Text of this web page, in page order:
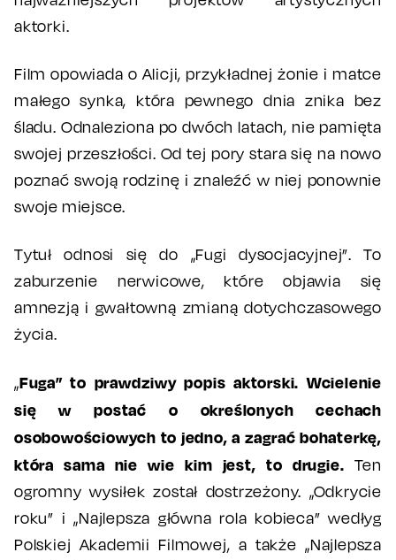
aktorki.
Film opowiada o Alicji, przykładnej żonie i matce
małego synka, która pewnego dnia znika bez
śladu. Odnaleziona po dwóch latach, nie pamięta
swojej przeszłości. Od tej pory stara się na nowo
poznać swoją rodzinę i znaleźć w niej ponownie
swoje miejsce.
Tytuł odnosi się do „Fugi dysocjacyjnej”. To
zaburzenie nerwicowe, które objawia się
amnezją i gwałtowną zmianą dotychczasowego
życia.
„Fuga” to prawdziwy popis aktorski. Wcielenie
się w postać o określonych cechach
osobowościowych to jedno, a zagrać bohaterkę,
która sama nie wie kim jest, to drugie. Ten
ogromny wysiłek został dostrzeżony. „Odkrycie
roku” i „Najlepsza główna rola kobieca” wedłyg
Polskiej Akademii Filmowej, a także „Najlepsza